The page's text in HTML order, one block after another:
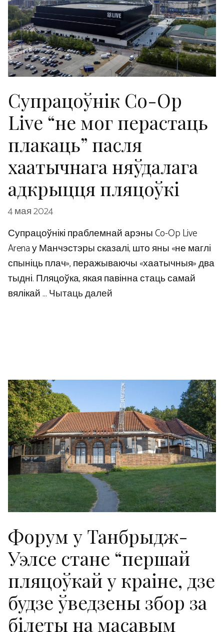
Супрацоўнік Co-Op
Live “не мог перастаць
плакаць” пасля
хаатычнага няўдалага
адкрыцця пляцоўкі
4 мая 2024
Супрацоўнікі праблемнай арэны Co-Op Live
Arena у Манчэстэры сказалі, што яны «не маглі
спыніць плач», перажываючы «хаатычныя» два
тыдні. Пляцоўка, якая павінна стаць самай
вялікай …Чытаць далей
Форум у Танбрыдж-
Уэлсе стане “першай
пляцоўкай у краіне, дзе
будзе ўведзены збор за
білеты на масавым